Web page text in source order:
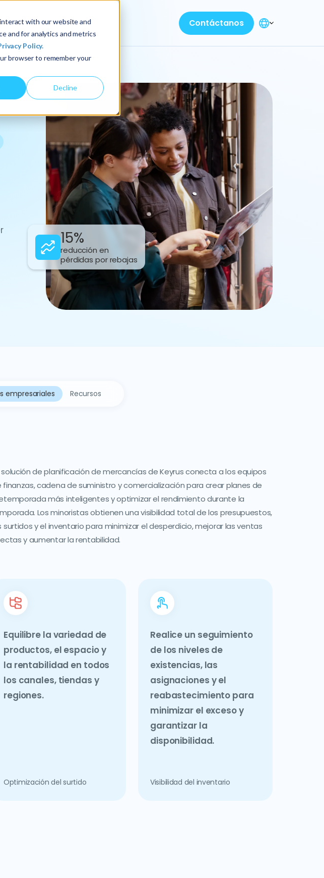
with our website and
and for analytics and metrics
Policy.
browser to remember your
Decline
Perspectivas Contáctanos
15%
reducción en
pérdidas por rebajas
empresariales Recursos
solución de planificación de mercancías de Keyrus conecta a los equipos
finanzas, cadena de suministro y comercialización para crear planes de
más inteligentes y optimizar el rendimiento durante la
Los minoristas obtienen una visibilidad total de los presupuestos,
surtidos y el inventario para minimizar el desperdicio, mejorar las ventas
y aumentar la rentabilidad.
Equilibre la variedad de
productos, el espacio y
la rentabilidad en todos
los canales, tiendas y
regiones.
Optimización del surtido
Realice un seguimiento
de los niveles de
existencias, las
asignaciones y el
reabastecimiento para
minimizar el exceso y
garantizar la
disponibilidad.
Visibilidad del inventario